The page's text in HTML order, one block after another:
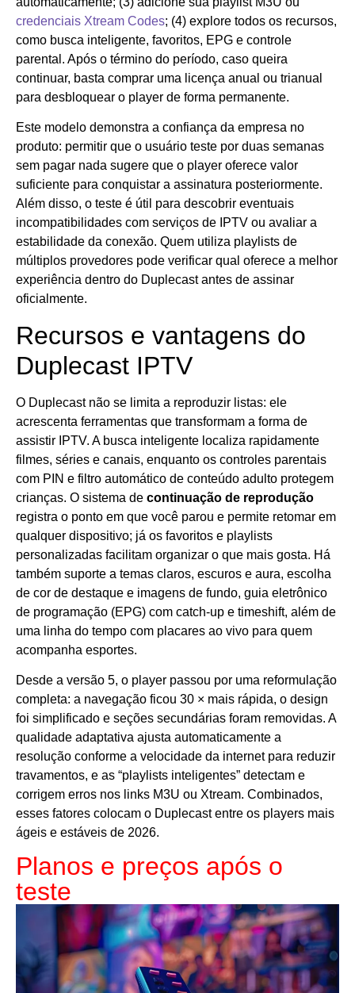
credenciais Xtream Codes; (4) explore todos os recursos,
como busca inteligente, favoritos, EPG e controle
parental. Após o término do período, caso queira
continuar, basta comprar uma licença anual ou trianual
para desbloquear o player de forma permanente.
Este modelo demonstra a confiança da empresa no
produto: permitir que o usuário teste por duas semanas
sem pagar nada sugere que o player oferece valor
suficiente para conquistar a assinatura posteriormente.
Além disso, o teste é útil para descobrir eventuais
incompatibilidades com serviços de IPTV ou avaliar a
estabilidade da conexão. Quem utiliza playlists de
múltiplos provedores pode verificar qual oferece a melhor
experiência dentro do Duplecast antes de assinar
oficialmente.
Recursos e vantagens do
Duplecast IPTV
O Duplecast não se limita a reproduzir listas: ele
acrescenta ferramentas que transformam a forma de
assistir IPTV. A busca inteligente localiza rapidamente
filmes, séries e canais, enquanto os controles parentais
com PIN e filtro automático de conteúdo adulto protegem
crianças. O sistema de continuação de reprodução
registra o ponto em que você parou e permite retomar em
qualquer dispositivo; já os favoritos e playlists
personalizadas facilitam organizar o que mais gosta. Há
também suporte a temas claros, escuros e aura, escolha
de cor de destaque e imagens de fundo, guia eletrônico
de programação (EPG) com catch‑up e timeshift, além de
uma linha do tempo com placares ao vivo para quem
acompanha esportes.
Desde a versão 5, o player passou por uma reformulação
completa: a navegação ficou 30 × mais rápida, o design
foi simplificado e seções secundárias foram removidas. A
qualidade adaptativa ajusta automaticamente a
resolução conforme a velocidade da internet para reduzir
travamentos, e as “playlists inteligentes” detectam e
corrigem erros nos links M3U ou Xtream. Combinados,
esses fatores colocam o Duplecast entre os players mais
ágeis e estáveis de 2026.
Planos e preços após o
teste